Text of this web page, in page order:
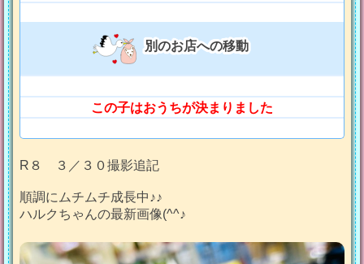
別のお店への移動
この子はおうちが決まりました
R８ ３／３０撮影追記
順調にムチムチ成長中♪♪
ハルクちゃんの最新画像(^^♪